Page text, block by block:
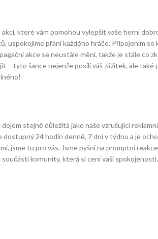
které vám pomohou vylepšit vaše herní
přání každého hráče. Připojením
akce se neustále mění, takže je stále co
tyto šance nejenže posílí váš zážitek, ale
stejně důležitá jako naše vzrušující
24 hodin denně, 7 dní v týdnu a je
tu pro vás. Jsme pyšní na promptní
komunity, která si cení vaší